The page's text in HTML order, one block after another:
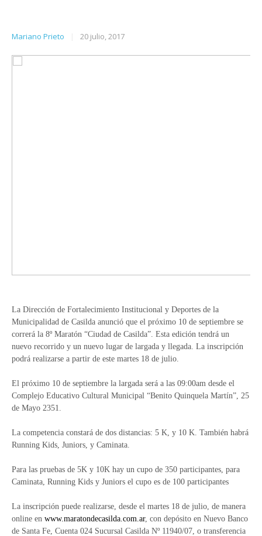
Mariano Prieto 20 julio, 2017
La Dirección de Fortalecimiento Institucional y Deportes de la
Municipalidad de Casilda anunció que el próximo 10 de septiembre se
correrá la 8º Maratón “Ciudad de Casilda”. Esta edición tendrá un
nuevo recorrido y un nuevo lugar de largada y llegada. La inscripción
podrá realizarse a partir de este martes 18 de julio.
El próximo 10 de septiembre la largada será a las 09:00am desde el
Complejo Educativo Cultural Municipal “Benito Quinquela Martín”, 25
de Mayo 2351.
La competencia constará de dos distancias: 5 K, y 10 K. También habrá
Running Kids, Juniors, y Caminata.
Para las pruebas de 5K y 10K hay un cupo de 350 participantes, para
Caminata, Running Kids y Juniors el cupo es de 100 participantes
La inscripción puede realizarse, desde el martes 18 de julio, de manera
online en www.maratondecasilda.com.ar, con depósito en Nuevo Banco
de Santa Fe, Cuenta 024 Sucursal Casilda Nº 11940/07, o transferencia